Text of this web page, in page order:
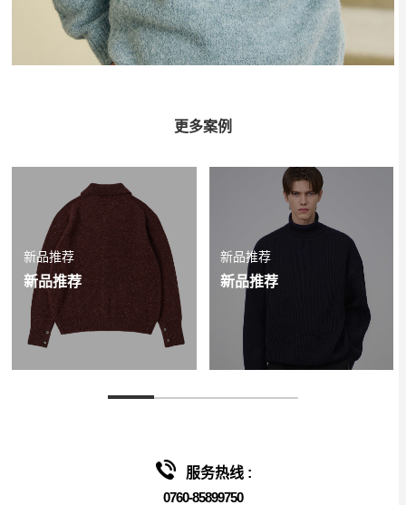
更多案例
新品推荐
新品推荐
新品推荐
新品推荐
服务热线 :
0760-85899750